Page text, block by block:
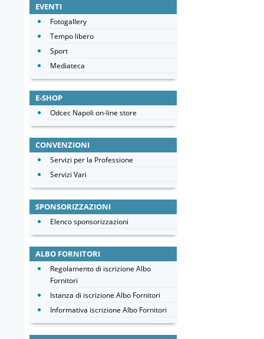
EVENTI
Fotogallery
Tempo libero
Sport
Mediateca
E-SHOP
Odcec Napoli on-line store
CONVENZIONI
Servizi per la Professione
Servizi Vari
SPONSORIZZAZIONI
Elenco sponsorizzazioni
ALBO FORNITORI
Regolamento di iscrizione Albo
Fornitori
Istanza di iscrizione Albo Fornitori
Informativa iscrizione Albo Fornitori